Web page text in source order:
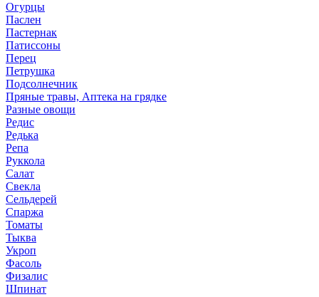
Огурцы
Паслен
Пастернак
Патиссоны
Перец
Петрушка
Подсолнечник
Пряные травы, Аптека на грядке
Разные овощи
Редис
Редька
Репа
Руккола
Салат
Свекла
Сельдерей
Спаржа
Томаты
Тыква
Укроп
Фасоль
Физалис
Шпинат